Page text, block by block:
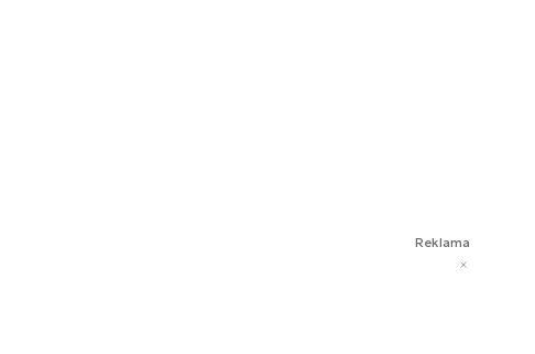
Reklama